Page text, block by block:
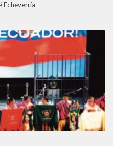
Echeverría